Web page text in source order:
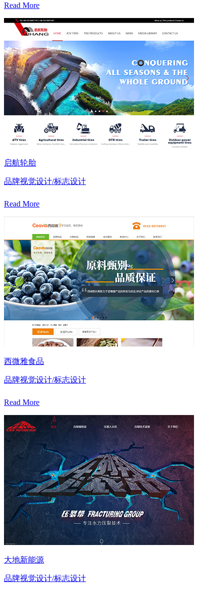
Read More
启航轮胎
品牌视觉设计/标志设计
Read More
西微雅食品
品牌视觉设计/标志设计
Read More
大地新能源
品牌视觉设计/标志设计